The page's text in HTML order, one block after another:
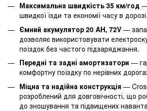
Максимальна швидкість 35 км/год
швидкої їзди та економії часу в дорозі.
Ємний акумулятор 20 AH, 72V —
дозволяє використовувати
поїздок без частого підзаряджання.
Передні та задні амортизатори —
комфортну поїздку по нерівних
Міцна та надійна конструкція —
розроблений для довговічності, що
до зношування та підвищених